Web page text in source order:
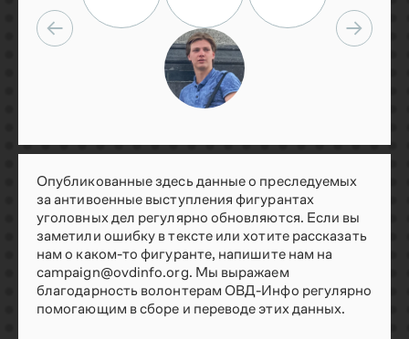
Опубликованные здесь данные о преследуемых
за антивоенные выступления фигурантах
уголовных дел регулярно обновляются. Если вы
заметили ошибку в тексте или хотите рассказать
нам о каком-то фигуранте, напишите нам на
campaign@ovdinfo.org. Мы выражаем
благодарность волонтерам ОВД-Инфо регулярно
помогающим в сборе и переводе этих данных.